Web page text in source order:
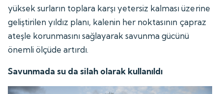
yüksek surların toplara karşı yetersiz kalması üzerine
geliştirilen yıldız planı, kalenin her noktasının çapraz
ateşle korunmasını sağlayarak savunma gücünü
önemli ölçüde artırdı.
Savunmada su da silah olarak kullanıldı